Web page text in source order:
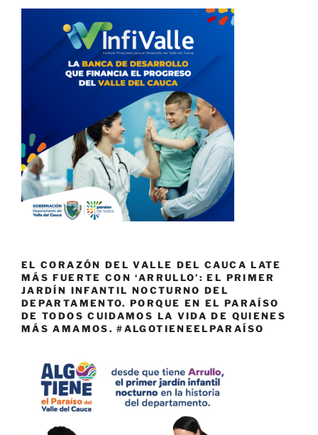
EL CORAZÓN DEL VALLE DEL CAUCA LATE
MÁS FUERTE CON ‘ARRULLO’: EL PRIMER
JARDÍN INFANTIL NOCTURNO DEL
DEPARTAMENTO. PORQUE EN EL PARAÍSO
DE TODOS CUIDAMOS LA VIDA DE QUIENES
MÁS AMAMOS. #ALGOTIENEELPARAÍSO